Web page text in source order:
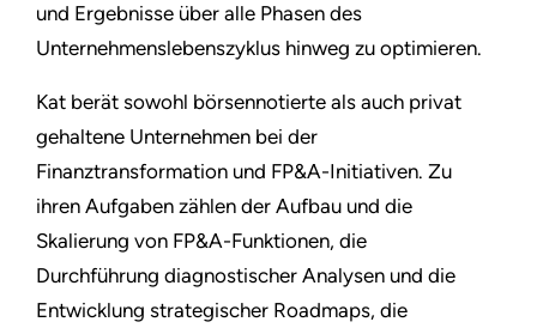
und Ergebnisse über alle Phasen des
Unternehmenslebenszyklus hinweg zu optimieren.
Kat berät sowohl börsennotierte als auch privat
gehaltene Unternehmen bei der
Finanztransformation und FP&A-Initiativen. Zu
ihren Aufgaben zählen der Aufbau und die
Skalierung von FP&A-Funktionen, die
Durchführung diagnostischer Analysen und die
Entwicklung strategischer Roadmaps, die